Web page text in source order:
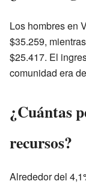
Los hombres en
$35.259,
$25.417. El
comunidad era
¿Cuántas
recursos?
Alrededor del